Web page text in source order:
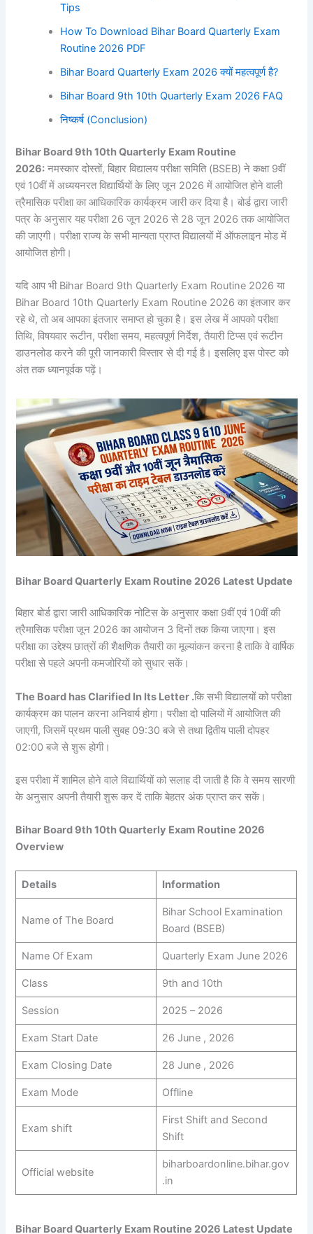
Tips
How To Download Bihar Board Quarterly Exam
Routine 2026 PDF
Bihar Board Quarterly Exam 2026 क्यों महत्वपूर्ण है?
Bihar Board 9th 10th Quarterly Exam 2026 FAQ
निष्कर्ष (Conclusion)
Bihar Board 9th 10th Quarterly Exam Routine
2026: नमस्कार दोस्तों, बिहार विद्यालय परीक्षा समिति (BSEB) ने कक्षा 9वीं
एवं 10वीं में अध्ययनरत विद्यार्थियों के लिए जून 2026 में आयोजित होने वाली
त्रैमासिक परीक्षा का आधिकारिक कार्यक्रम जारी कर दिया है। बोर्ड द्वारा जारी
पत्र के अनुसार यह परीक्षा 26 जून 2026 से 28 जून 2026 तक आयोजित
की जाएगी। परीक्षा राज्य के सभी मान्यता प्राप्त विद्यालयों में ऑफलाइन मोड में
आयोजित होगी।
यदि आप भी Bihar Board 9th Quarterly Exam Routine 2026 या
Bihar Board 10th Quarterly Exam Routine 2026 का इंतजार कर
रहे थे, तो अब आपका इंतजार समाप्त हो चुका है। इस लेख में आपको परीक्षा
तिथि, विषयवार रूटीन, परीक्षा समय, महत्वपूर्ण निर्देश, तैयारी टिप्स एवं रूटीन
डाउनलोड करने की पूरी जानकारी विस्तार से दी गई है। इसलिए इस पोस्ट को
अंत तक ध्यानपूर्वक पढ़ें।
Bihar Board Quarterly Exam Routine 2026 Latest Update
बिहार बोर्ड द्वारा जारी आधिकारिक नोटिस के अनुसार कक्षा 9वीं एवं 10वीं की
त्रैमासिक परीक्षा जून 2026 का आयोजन 3 दिनों तक किया जाएगा। इस
परीक्षा का उद्देश्य छात्रों की शैक्षणिक तैयारी का मूल्यांकन करना है ताकि वे वार्षिक
परीक्षा से पहले अपनी कमजोरियों को सुधार सकें।
The Board has Clarified In Its Letter .कि सभी विद्यालयों को परीक्षा
कार्यक्रम का पालन करना अनिवार्य होगा। परीक्षा दो पालियों में आयोजित की
जाएगी, जिसमें प्रथम पाली सुबह 09:30 बजे से तथा द्वितीय पाली दोपहर
02:00 बजे से शुरू होगी।
इस परीक्षा में शामिल होने वाले विद्यार्थियों को सलाह दी जाती है कि वे समय सारणी
के अनुसार अपनी तैयारी शुरू कर दें ताकि बेहतर अंक प्राप्त कर सकें।
Bihar Board 9th 10th Quarterly Exam Routine 2026
Overview
Details Information
Name of The Board
Bihar School Examination
Board (BSEB)
Name Of Exam Quarterly Exam June 2026
Class 9th and 10th
Session 2025 – 2026
Exam Start Date 26 June , 2026
Exam Closing Date 28 June , 2026
Exam Mode Offline
Exam shift
First Shift and Second
Shift
Official website
biharboardonline.bihar.gov
.in
Bihar Board Quarterly Exam Routine 2026 Latest Update